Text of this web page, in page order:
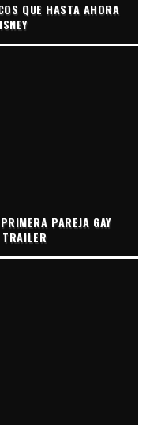
QUE HASTA AHORA
PAREJA GAY
TRAILER